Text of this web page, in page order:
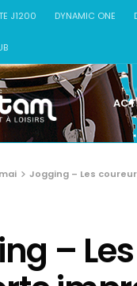
J1200 DYNAMIC ONE
mai Jogging – Les
–